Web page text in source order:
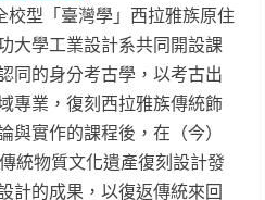
型「臺灣學」西拉雅族原住
大學工業設計系共同開設課
同的身分考古學，以考古出
專業，復刻西拉雅族傳統飾
實作的課程後，在（今）
統物質文化遺產復刻設計發
計的成果，以復返傳統來回